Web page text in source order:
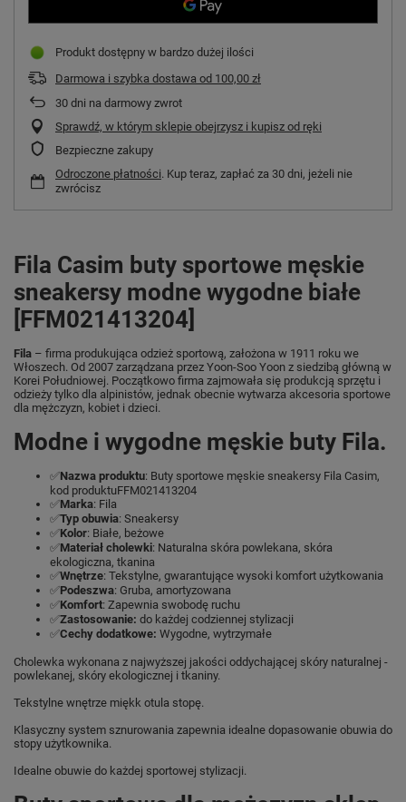
Produkt dostępny w bardzo dużej ilości
Darmowa i szybka dostawa od 100,00 zł
30 dni na darmowy zwrot
Sprawdź, w którym sklepie obejrzysz i kupisz od ręki
Bezpieczne zakupy
Odroczone płatności. Kup teraz, zapłać za 30 dni, jeżeli nie
zwrócisz
Fila Casim buty sportowe męskie
sneakersy modne wygodne białe
[FFM021413204]
Fila – firma produkująca odzież sportową, założona w 1911 roku we
Włoszech. Od 2007 zarządzana przez Yoon-Soo Yoon z siedzibą główną w
Korei Południowej. Początkowo firma zajmowała się produkcją sprzętu i
odzieży tylko dla alpinistów, jednak obecnie wytwarza akcesoria sportowe
dla mężczyzn, kobiet i dzieci.
Modne i wygodne męskie buty Fila.
✅Nazwa produktu: Buty sportowe męskie sneakersy Fila Casim,
kod produktuFFM021413204
✅Marka: Fila
✅Typ obuwia: Sneakersy
✅Kolor: Białe, beżowe
✅Materiał cholewki: Naturalna skóra powlekana, skóra
ekologiczna, tkanina
✅Wnętrze: Tekstylne, gwarantujące wysoki komfort użytkowania
✅Podeszwa: Gruba, amortyzowana
✅Komfort: Zapewnia swobodę ruchu
✅Zastosowanie: do każdej codziennej stylizacji
✅Cechy dodatkowe: Wygodne, wytrzymałe
Cholewka wykonana z najwyższej jakości oddychającej skóry naturalnej -
powlekanej, skóry ekologicznej i tkaniny.
Tekstylne wnętrze miękk otula stopę.
Klasyczny system sznurowania zapewnia idealne dopasowanie obuwia do
stopy użytkownika.
Idealne obuwie do każdej sportowej stylizacji.